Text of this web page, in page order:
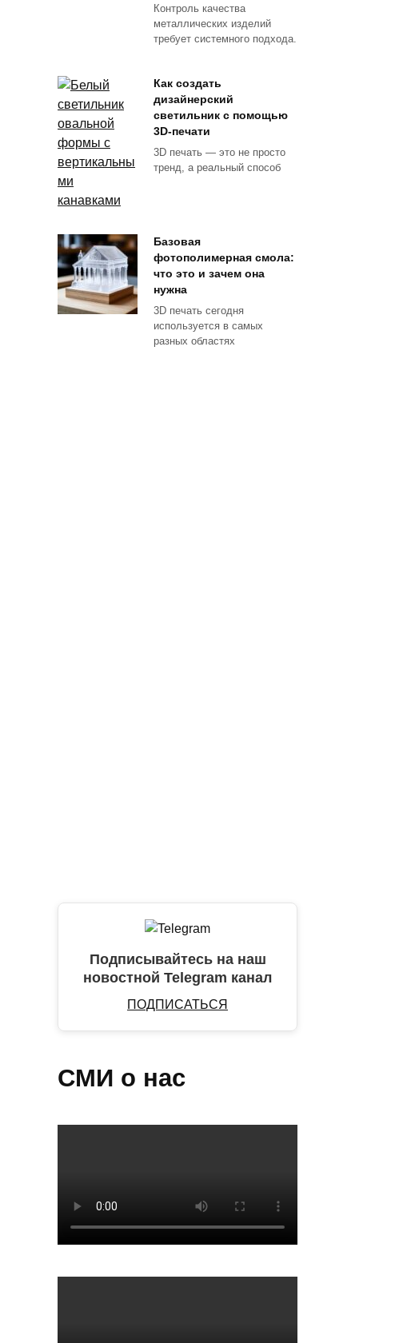
Контроль качества
металлических изделий
требует системного подхода.
Как создать
дизайнерский
светильник с помощью
3D-печати
3D печать — это не просто
тренд, а реальный способ
Базовая
фотополимерная смола:
что это и зачем она
нужна
3D печать сегодня
используется в самых
разных областях
Подписывайтесь на наш
новостной Telegram канал
ПОДПИСАТЬСЯ
СМИ о нас